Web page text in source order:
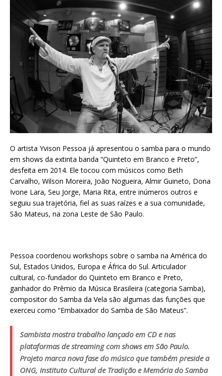
O artista Yvison Pessoa já apresentou o samba para o mundo
em shows da extinta banda “Quinteto em Branco e Preto”,
desfeita em 2014. Ele tocou com músicos como Beth
Carvalho, Wilson Moreira, João Nogueira, Almir Guineto, Dona
Ivone Lara, Seu Jorge, Maria Rita, entre inúmeros outros e
seguiu sua trajetória, fiel as suas raízes e a sua comunidade,
São Mateus, na zona Leste de São Paulo.
Pessoa coordenou workshops sobre o samba na América do
Sul, Estados Unidos, Europa e África do Sul. Articulador
cultural, co-fundador do Quinteto em Branco e Preto,
ganhador do Prêmio da Música Brasileira (categoria Samba),
compositor do Samba da Vela são algumas das funções que
exerceu como “Embaixador do Samba de São Mateus”.
Sambista mostra trabalho lançado em CD e nas
plataformas de streaming com shows em São Paulo.
Projeto marca nova fase do músico que também preside a
ONG, Instituto Cultural de Tradição e Memória do Samba